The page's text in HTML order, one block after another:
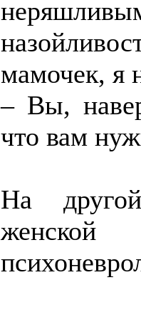
мамочек, я
– Вы,
что вам
На
женской